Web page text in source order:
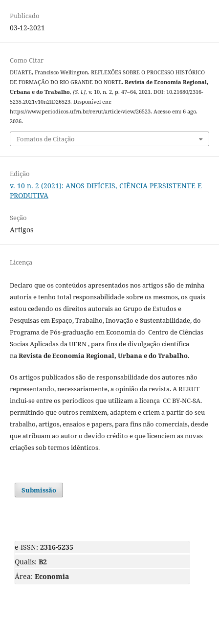
Publicado
03-12-2021
Como Citar
DUARTE, Francisco Wellington. REFLEXÕES SOBRE O PROCESSO HISTÓRICO
DE FORMAÇÃO DO RIO GRANDE DO NORTE. Revista de Economia Regional,
Urbana e do Trabalho, [S. l.], v. 10, n. 2, p. 47–64, 2021. DOI: 10.21680/2316-
5235.2021v10n2ID26523. Disponível em:
https://www.periodicos.ufrn.br/rerut/article/view/26523. Acesso em: 6 ago.
2026.
Fomatos de Citação
Edição
v. 10 n. 2 (2021): ANOS DIFÍCEIS, CIÊNCIA PERSISTENTE E
PRODUTIVA
Seção
Artigos
Licença
Declaro que os conteúdos apresentados nos artigos são de minha
autoria e tenho total responsabilidade sobre os mesmos, os quais
estou cedendo os direitos autorais ao Grupo de Estudos e
Pesquisas em Espaço, Trabalho, Inovação e Sustentabilidade, do
Programa de Pós-graduação em Economia do Centro de Ciências
Socias Aplicadas da UFRN , para fins de divulgação científica
naRevista de Economia Regional, Urbana e do Trabalho.
Os artigos publicados são de responsabilidade dos autores não
representando, necessariamente, a opinião da revista. A RERUT
inclui-se entre os periodicos que utilizam a licença CC BY-NC-SA.
permitindo que outros remixem, adaptem e criem a partir do seu
trabalho, artigos, ensaios e papers, para fins não comerciais, desde
que atribuam ao autor o devido crédito e que licenciem as novas
criações sob termos idênticos.
Submissão
e-ISSN: 2316-5235
Qualis: B2
Área: Economia